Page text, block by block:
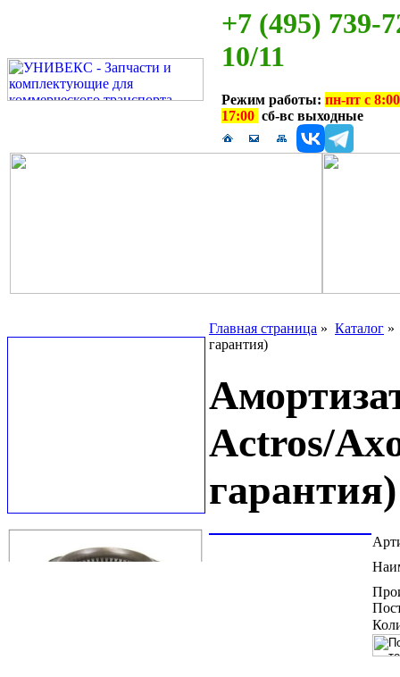
+7 (495) 739-
10/11
Режим работы: пн-пт с
17:00 сб-вс выходные
Главная страница » Каталог
гарантия)
Actros/
гарантия)